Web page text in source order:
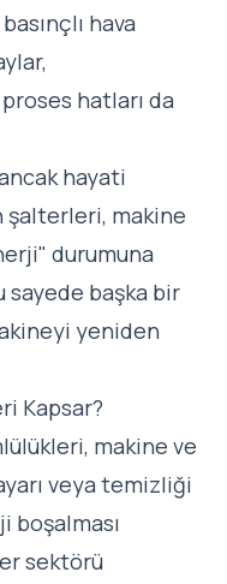
hava
hatları da
hayati
makine
durumuna
başka bir
yeniden
Kapsar?
makine ve
veya temizliği
boşalması
sektörü